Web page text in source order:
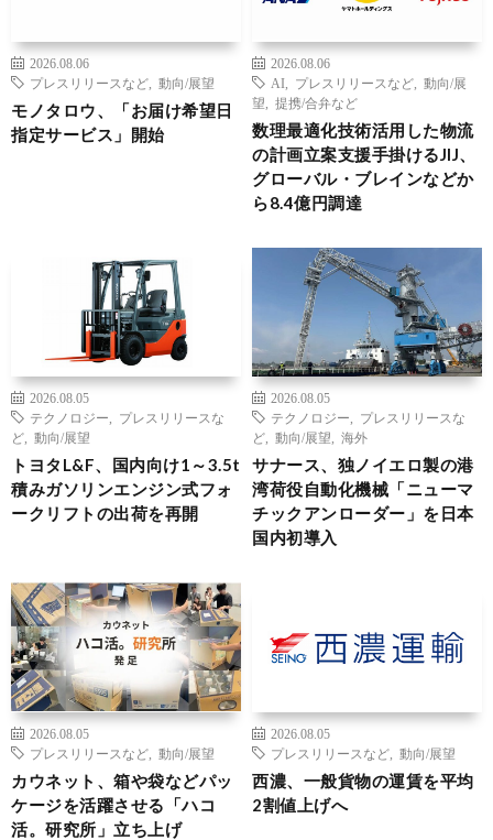
2026.08.06
プレスリリースなど
動向/展望
モノタロウ、「お届け希望日
指定サービス」開始
2026.08.06
AI
プレスリリースなど
動向/展
望
提携/合弁など
数理最適化技術活用した物流
の計画立案支援手掛けるJIJ、
グローバル・ブレインなどか
ら8.4億円調達
2026.08.05
テクノロジー
プレスリリースな
ど
動向/展望
トヨタL&F、国内向け1～3.5t
積みガソリンエンジン式フォ
ークリフトの出荷を再開
2026.08.05
テクノロジー
プレスリリースな
ど
動向/展望 海外
サナース、独ノイエロ製の港
湾荷役自動化機械「ニューマ
チックアンローダー」を日本
国内初導入
2026.08.05
プレスリリースなど
動向/展望
カウネット、箱や袋などパッ
ケージを活躍させる「ハコ
活。研究所」立ち上げ
2026.08.05
プレスリリースなど
動向/展望
西濃、一般貨物の運賃を平均
2割値上げへ